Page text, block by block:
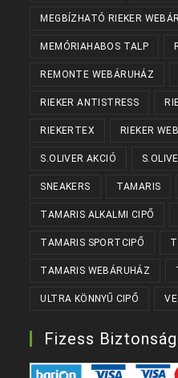
MEGBÍZHATÓ RIEKER
MEMÓRIAHABOS TALP
REMONTE WEBÁRUHÁZ
RIEKER ANTISTRESS
RIEKERTEX RIEKER
S.OLIVER AKCIÓ
SNEAKERS TAMARIS
TAMARIS ALKALMI CIPŐ
TAMARIS SPORTCIPŐ
TAMARIS WEBÁRUHÁZ
ULTRA KÖNNYŰ CIPŐ
Fizess